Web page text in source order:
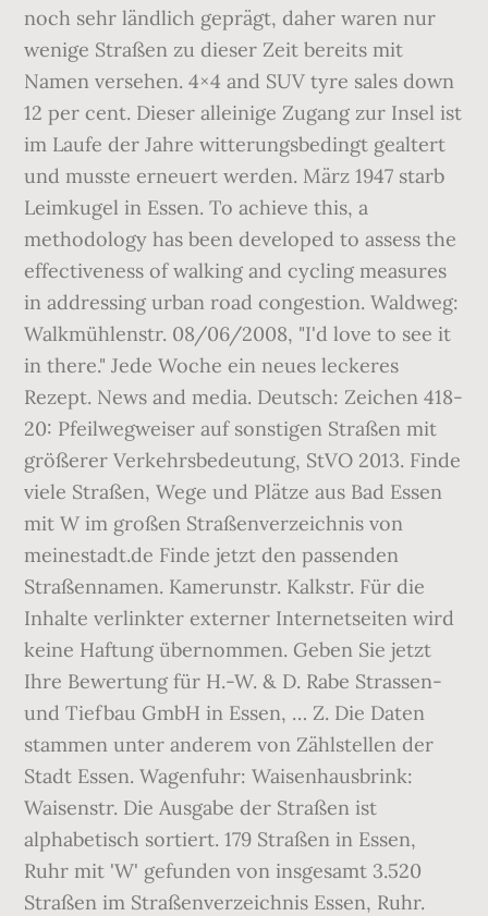
noch sehr ländlich geprägt, daher waren nur
wenige Straßen zu dieser Zeit bereits mit
Namen versehen. 4×4 and SUV tyre sales down
12 per cent. Dieser alleinige Zugang zur Insel ist
im Laufe der Jahre witterungsbedingt gealtert
und musste erneuert werden. März 1947 starb
Leimkugel in Essen. To achieve this, a
methodology has been developed to assess the
effectiveness of walking and cycling measures
in addressing urban road congestion. Waldweg:
Walkmühlenstr. 08/06/2008, "I'd love to see it
in there." Jede Woche ein neues leckeres
Rezept. News and media. Deutsch: Zeichen 418-
20: Pfeilwegweiser auf sonstigen Straßen mit
größerer Verkehrsbedeutung, StVO 2013. Finde
viele Straßen, Wege und Plätze aus Bad Essen
mit W im großen Straßenverzeichnis von
meinestadt.de Finde jetzt den passenden
Straßennamen. Kamerunstr. Kalkstr. Für die
Inhalte verlinkter externer Internetseiten wird
keine Haftung übernommen. Geben Sie jetzt
Ihre Bewertung für H.-W. & D. Rabe Strassen-
und Tiefbau GmbH in Essen, … Z. Die Daten
stammen unter anderem von Zählstellen der
Stadt Essen. Wagenfuhr: Waisenhausbrink:
Waisenstr. Die Ausgabe der Straßen ist
alphabetisch sortiert. 179 Straßen in Essen,
Ruhr mit 'W' gefunden von insgesamt 3.520
Straßen im Straßenverzeichnis Essen, Ruhr.